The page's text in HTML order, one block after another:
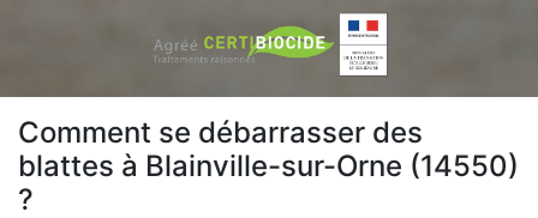
Comment se débarrasser des
blattes à Blainville-sur-Orne (14550)
?